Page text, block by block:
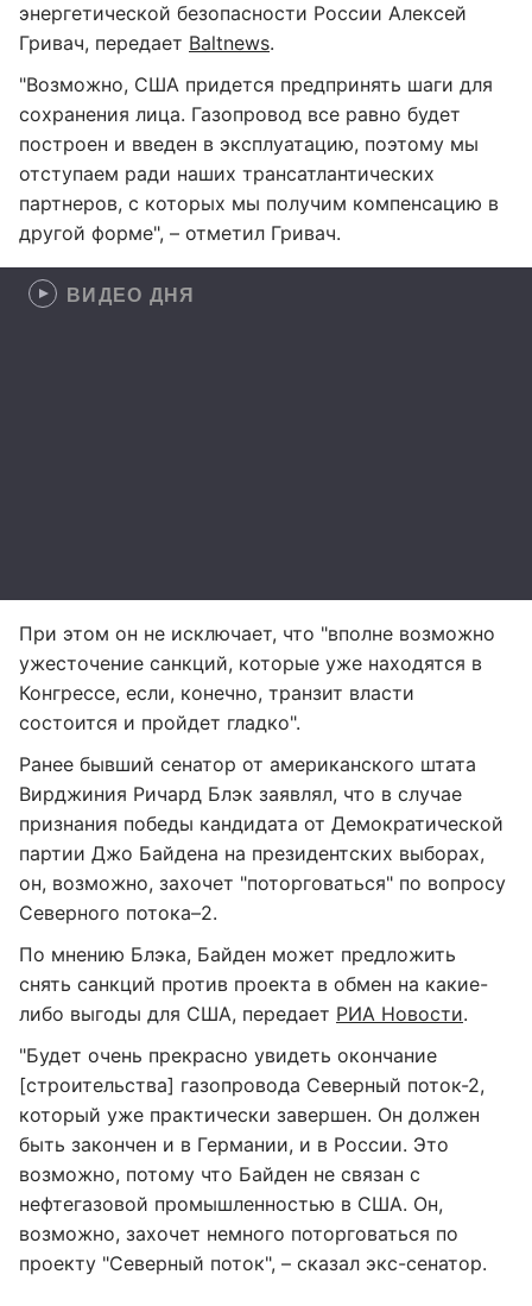
энергетической безопасности России Алексей
Гривач, передает Baltnews.
"Возможно, США придется предпринять шаги для
сохранения лица. Газопровод все равно будет
построен и введен в эксплуатацию, поэтому мы
отступаем ради наших трансатлантических
партнеров, с которых мы получим компенсацию в
другой форме", – отметил Гривач.
ВИДЕО ДНЯ
При этом он не исключает, что "вполне возможно
ужесточение санкций, которые уже находятся в
Конгрессе, если, конечно, транзит власти
состоится и пройдет гладко".
Ранее бывший сенатор от американского штата
Вирджиния Ричард Блэк заявлял, что в случае
признания победы кандидата от Демократической
партии Джо Байдена на президентских выборах,
он, возможно, захочет "поторговаться" по вопросу
Северного потока–2.
По мнению Блэка, Байден может предложить
снять санкций против проекта в обмен на какие-
либо выгоды для США, передает РИА Новости.
"Будет очень прекрасно увидеть окончание
[строительства] газопровода Северный поток-2,
который уже практически завершен. Он должен
быть закончен и в Германии, и в России. Это
возможно, потому что Байден не связан с
нефтегазовой промышленностью в США. Он,
возможно, захочет немного поторговаться по
проекту "Северный поток", – сказал экс-сенатор.